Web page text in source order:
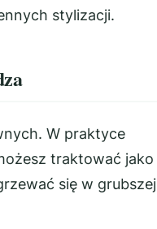
stylizacji.
W praktyce
traktować jako
się w grubszej